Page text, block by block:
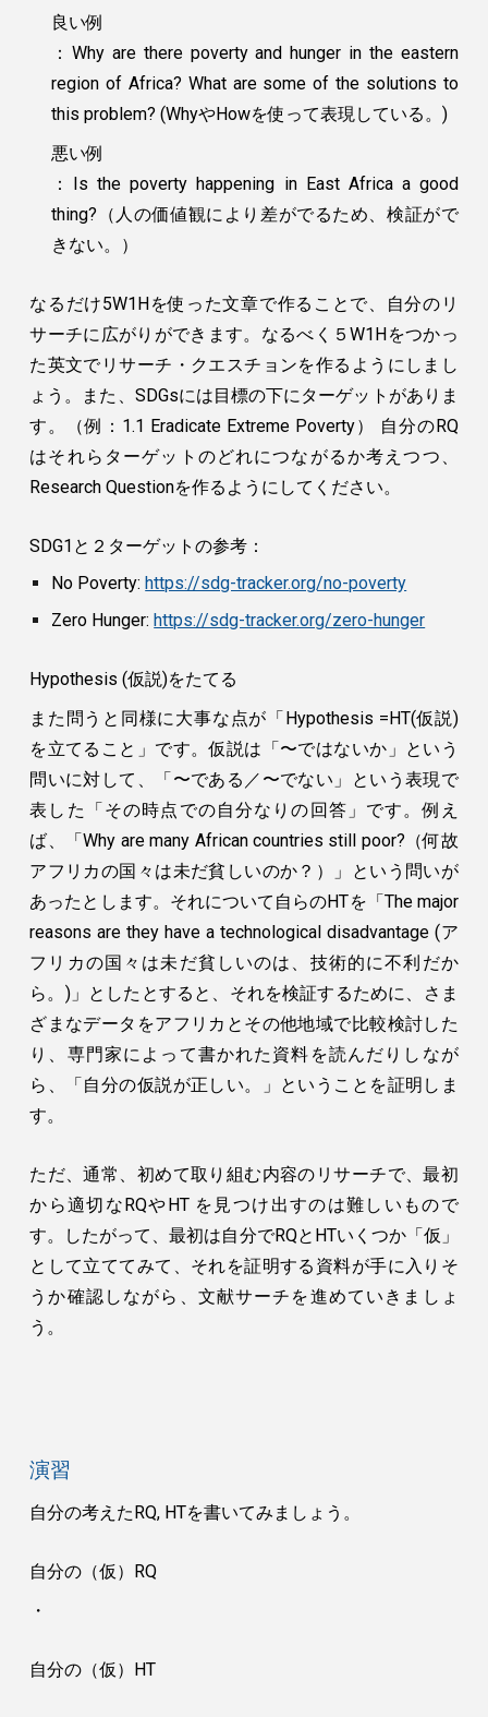
良い例
：Why are there poverty and hunger in the eastern
region of Africa? What are some of the solutions to
this problem? (WhyやHowを使って表現している。)
悪い例
： Is the poverty happening in East Africa a good
thing?（人の価値観により差がでるため、検証がで
きない。）
なるだけ5W1Hを使った文章で作ることで、自分のリ
サーチに広がりができます。なるべく５W1Hをつかっ
た英文でリサーチ・クエスチョンを作るようにしまし
ょう。また、SDGsには目標の下にターゲットがありま
す。（例：1.1 Eradicate Extreme Poverty） 自分のRQ
はそれらターゲットのどれにつながるか考えつつ、
Research Questionを作るようにしてください。
SDG1と２ターゲットの参考：
No Poverty:https://sdg-tracker.org/no-poverty
Zero Hunger:https://sdg-tracker.org/zero-hunger
Hypothesis (仮説)をたてる
また問うと同様に大事な点が「Hypothesis =HT(仮説)
を立てること」です。仮説は「〜ではないか」という
問いに対して、「〜である／〜でない」という表現で
表した「その時点での自分なりの回答」です。例え
ば、「Why are many African countries still poor?（何故
アフリカの国々は未だ貧しいのか？）」という問いが
あったとします。それについて自らのHTを「The major
reasons are they have a technological disadvantage (ア
フリカの国々は未だ貧しいのは、技術的に不利だか
ら。)」としたとすると、それを検証するために、さま
ざまなデータをアフリカとその他地域で比較検討した
り、専門家によって書かれた資料を読んだりしなが
ら、「自分の仮説が正しい。」ということを証明しま
す。
ただ、通常、初めて取り組む内容のリサーチで、最初
から適切なRQやHT を見つけ出すのは難しいもので
す。したがって、最初は自分でRQとHTいくつか「仮」
として立ててみて、それを証明する資料が手に入りそ
うか確認しながら、文献サーチを進めていきましょ
う。
演習
自分の考えたRQ, HTを書いてみましょう。
自分の（仮）RQ
・
自分の（仮）HT